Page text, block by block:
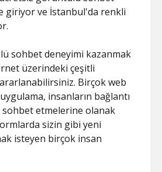
giriyor ve İstanbul'da renkli
sohbet deneyimi kazanmak
üzerindeki çeşitli
Birçok web
insanların bağlantı
etmelerine olanak
sizin gibi yeni
isteyen birçok insan